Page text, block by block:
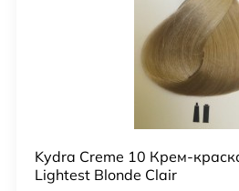
Kydra Creme 10 Крем-
Lightest Blonde Clair